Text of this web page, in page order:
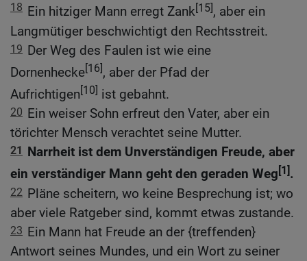
18 Ein hitziger Mann erregt Zank[15], aber ein
Langmütiger beschwichtigt den Rechtsstreit.
19 Der Weg des Faulen ist wie eine
Dornenhecke[16], aber der Pfad der
Aufrichtigen[10] ist gebahnt.
20 Ein weiser Sohn erfreut den Vater, aber ein
törichter Mensch verachtet seine Mutter.
21
Narrheit ist dem Unverständigen Freude, aber
ein verständiger Mann geht den geraden Weg [1].
22 Pläne scheitern, wo keine Besprechung ist; wo
aber viele Ratgeber sind, kommt etwas zustande.
23 Ein Mann hat Freude an der {treffenden}
Antwort seines Mundes, und ein Wort zu seiner